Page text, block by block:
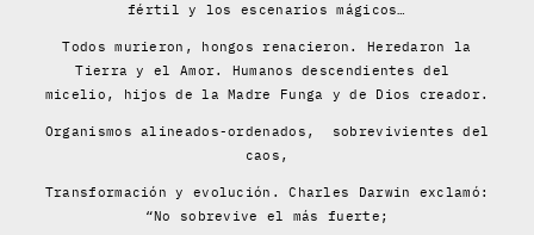
fértil y los escenarios mágicos…
Todos murieron, hongos renacieron. Heredaron la
Tierra y el Amor. Humanos descendientes del
micelio, hijos de la Madre Funga y de Dios creador.
Organismos alineados-ordenados, sobrevivientes del
caos,
Transformación y evolución. Charles Darwin exclamó:
“No sobrevive el más fuerte;